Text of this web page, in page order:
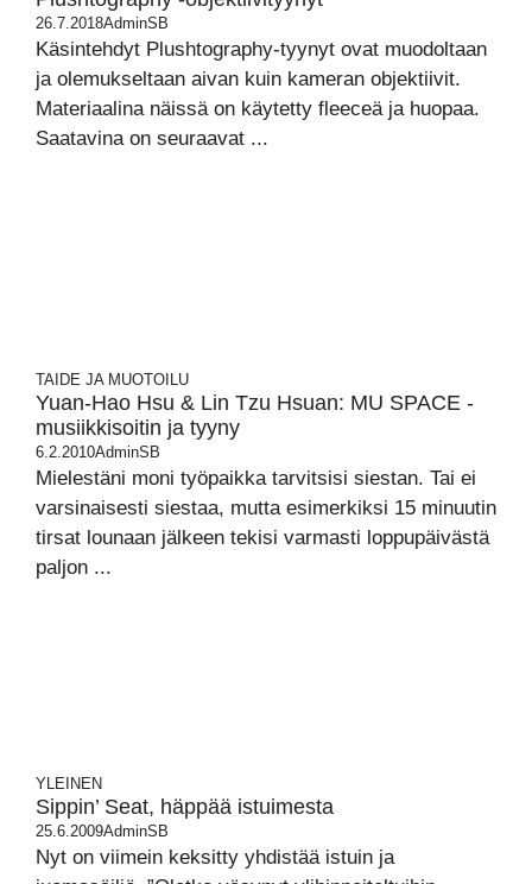
26.7.2018AdminSB
Käsintehdyt Plushtography-tyynyt ovat muodoltaan
ja olemukseltaan aivan kuin kameran objektiivit.
Materiaalina näissä on käytetty fleeceä ja huopaa.
Saatavina on seuraavat ...
TAIDE JA MUOTOILU
Yuan-Hao Hsu & Lin Tzu Hsuan: MU SPACE -
musiikkisoitin ja tyyny
6.2.2010AdminSB
Mielestäni moni työpaikka tarvitsisi siestan. Tai ei
varsinaisesti siestaa, mutta esimerkiksi 15 minuutin
tirsat lounaan jälkeen tekisi varmasti loppupäivästä
paljon ...
YLEINEN
Sippin’ Seat, häppää istuimesta
25.6.2009AdminSB
Nyt on viimein keksitty yhdistää istuin ja